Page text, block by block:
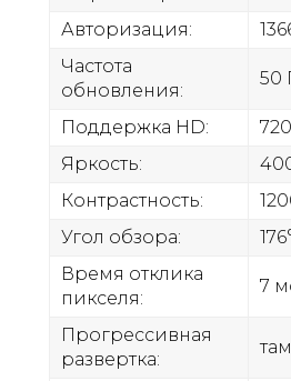
Авторизация:
Частота
обновления:
50
Поддержка HD:
Яркость:
Контрастность:
Угол обзора:
Время отклика
пикселя:
7
Прогрессивная
развертка: